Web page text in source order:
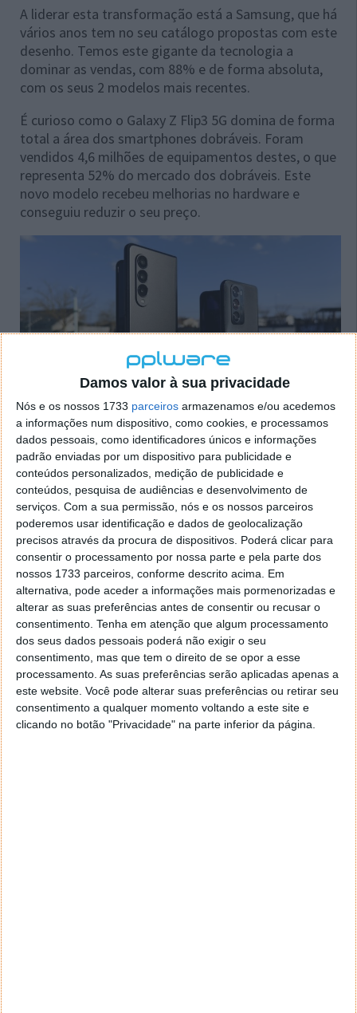
Damos valor à sua privacidade
Nós e os nossos 1733 parceiros armazenamos e/ou acedemos
a informações num dispositivo, como cookies, e processamos
dados pessoais, como identificadores únicos e informações
padrão enviadas por um dispositivo para publicidade e
conteúdos personalizados, medição de publicidade e
conteúdos, pesquisa de audiências e desenvolvimento de
serviços. Com a sua permissão, nós e os nossos parceiros
poderemos usar identificação e dados de geolocalização
precisos através da procura de dispositivos. Poderá clicar para
consentir o processamento por nossa parte e pela parte dos
nossos 1733 parceiros, conforme descrito acima. Em
alternativa, pode aceder a informações mais pormenorizadas e
alterar as suas preferências antes de consentir ou recusar o
consentimento. Tenha em atenção que algum processamento
dos seus dados pessoais poderá não exigir o seu
consentimento, mas que tem o direito de se opor a esse
processamento. As suas preferências serão aplicadas apenas a
este website. Você pode alterar suas preferências ou retirar seu
consentimento a qualquer momento voltando a este site e
clicando no botão "Privacidade" na parte inferior da página.
A liderar esta transformação está a Samsung, que há
vários anos tem no seu catálogo propostas com este
desenho. Temos este gigante da tecnologia a
dominar as vendas, com 88% e de forma absoluta,
com os seus 2 modelos mais recentes.
É curioso como o Galaxy Z Flip3 5G domina de forma
total a área dos smartphones dobráveis. Foram
vendidos 4,6 milhões de equipamentos destes, o que
representa 52% do mercado dos dobráveis. Este
novo modelo recebeu melhorias no hardware e
conseguiu reduzir o seu preço.
Vendas têm apoio de várias outras marcas
Na segunda posição outro Samsung, o Galaxy Z Fold3
5G, que conseguiu colocar no mercado 2,5 milhões de
unidades. Há a destacar a posição da Huawei, que
arrecada a terceira posição com 0,9 milhões de
unidades e 10% do mercado cm o Mate X2 e o P50
Pocket.
O mercado parece estar a reagir e vemos já outras
propostas vindas de marcas que apostam na
inovação e na diferença. Tanto a Xiaomi como a
OPPO têm propostas no mercado, ainda que não de
forma global, esperando-se para breve que o façam
crescer ainda mais.